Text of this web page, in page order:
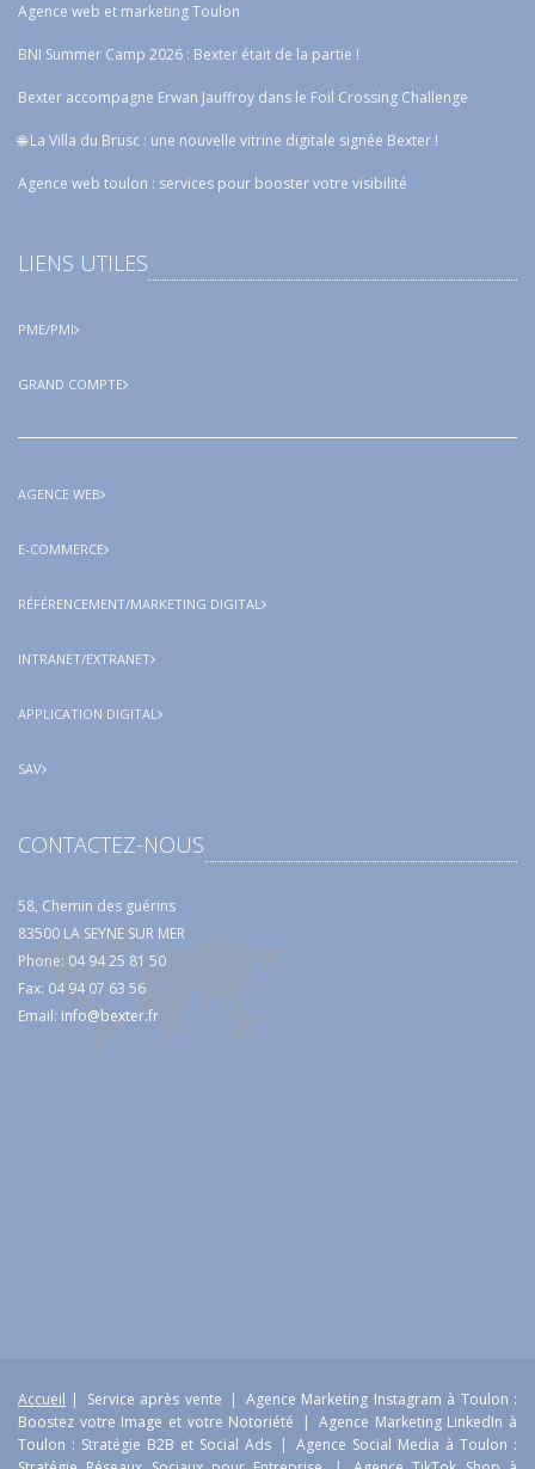
Agence web et marketing Toulon
BNI Summer Camp 2026 : Bexter était de la partie !
Bexter accompagne Erwan Jauffroy dans le Foil Crossing Challenge
🌐 La Villa du Brusc : une nouvelle vitrine digitale signée Bexter !
Agence web toulon : services pour booster votre visibilité
LIENS UTILES
PME/PMI
GRAND COMPTE
AGENCE WEB
E-COMMERCE
RÉFÉRENCEMENT/MARKETING DIGITAL
INTRANET/EXTRANET
APPLICATION DIGITAL
SAV
CONTACTEZ-NOUS
58, Chemin des guérins
83500 LA SEYNE SUR MER
Phone: 04 94 25 81 50
Fax: 04 94 07 63 56
Email: info@bexter.fr
Accueil | Service après vente | Agence Marketing Instagram à Toulon :
Boostez votre Image et votre Notoriété
| Agence Marketing LinkedIn à
Toulon : Stratégie B2B et Social Ads | Agence Social Media à Toulon :